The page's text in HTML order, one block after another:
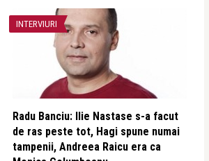
INTERVIURI
Radu Banciu: Ilie Nastase s-a facut
de ras peste tot, Hagi spune numai
tampenii, Andreea Raicu era ca